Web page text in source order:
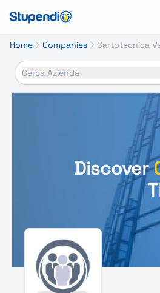
Home Companies Cartotecnica
Cerca Azienda
Discover